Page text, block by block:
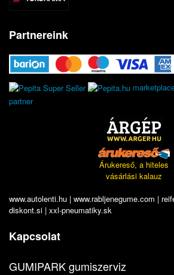
Partnereink
partner
Árukereső, a hiteles
vásárlási kalauz
www.autolenti.hu | www.rabljenegume.com |
diskont.si | xxl-pneumatiky.sk
Kapcsolat
GUMIPARK gumiszerviz